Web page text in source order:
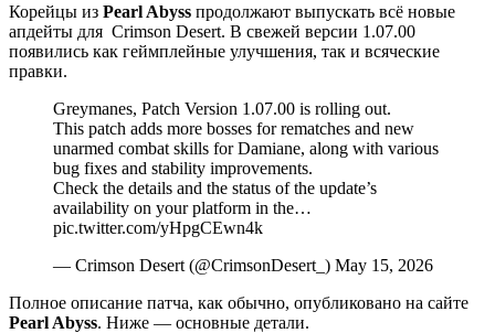
Корейцы из Pearl Abyss продолжают выпускать всё новые
апдейты для Crimson Desert. В свежей версии 1.07.00
появились как геймплейные улучшения, так и всяческие
правки.
Greymanes, Patch Version 1.07.00 is rolling out.
This patch adds more bosses for rematches and new
unarmed combat skills for Damiane, along with various
bug fixes and stability improvements.
Check the details and the status of the update’s
availability on your platform in the…
pic.twitter.com/yHpgCEwn4k
— Crimson Desert (@CrimsonDesert_) May 15, 2026
Полное описание патча, как обычно, опубликовано на сайте
Pearl Abyss. Ниже — основные детали.